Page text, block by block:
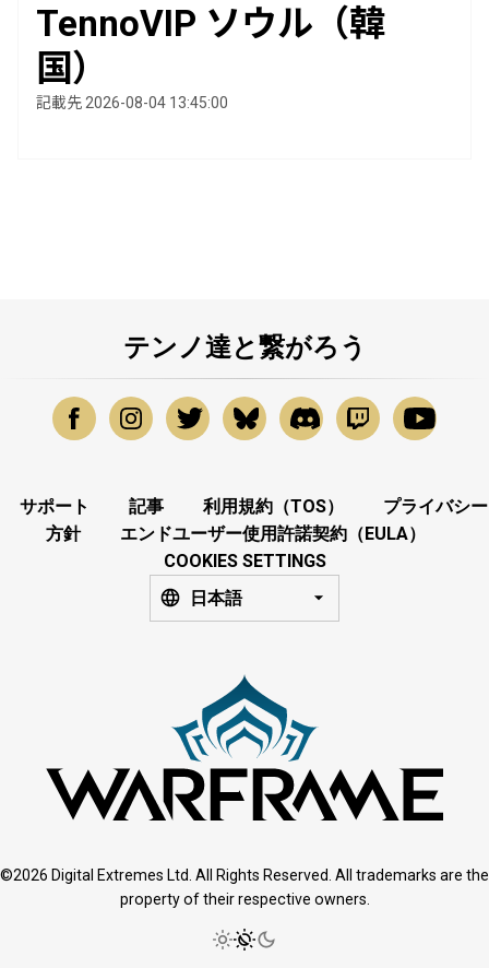
TennoVIP ソウル（韓
国）
記載先 2026-08-04 13:45:00
テンノ達と繋がろう
サポート 記事 利用規約（TOS）
プライバシー
方針
エンドユーザー使用許諾契約（EULA）
COOKIES SETTINGS
日本語
©2026 Digital Extremes Ltd. All Rights Reserved. All trademarks are the
property of their respective owners.